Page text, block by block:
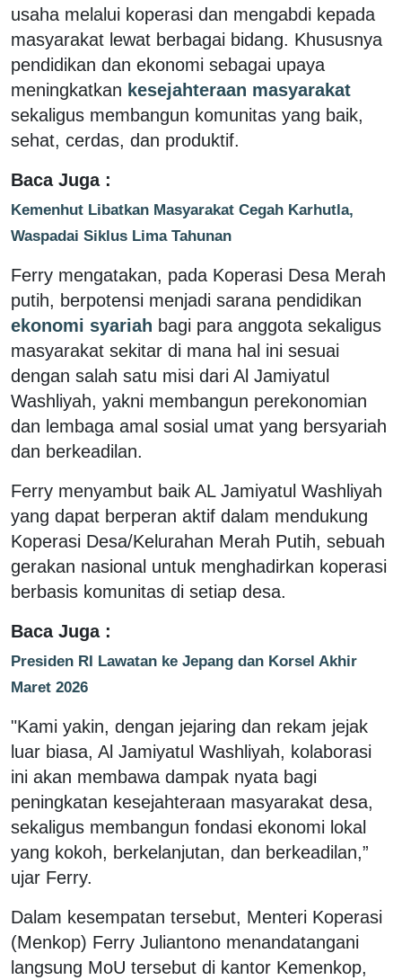
usaha melalui koperasi dan mengabdi kepada
masyarakat lewat berbagai bidang. Khususnya
pendidikan dan ekonomi sebagai upaya
meningkatkan kesejahteraan masyarakat
sekaligus membangun komunitas yang baik,
sehat, cerdas, dan produktif.
Baca Juga :
Kemenhut Libatkan Masyarakat Cegah Karhutla,
Waspadai Siklus Lima Tahunan
Ferry mengatakan, pada Koperasi Desa Merah
putih, berpotensi menjadi sarana pendidikan
ekonomi syariah bagi para anggota sekaligus
masyarakat sekitar di mana hal ini sesuai
dengan salah satu misi dari Al Jamiyatul
Washliyah, yakni membangun perekonomian
dan lembaga amal sosial umat yang bersyariah
dan berkeadilan.
Ferry menyambut baik AL Jamiyatul Washliyah
yang dapat berperan aktif dalam mendukung
Koperasi Desa/Kelurahan Merah Putih, sebuah
gerakan nasional untuk menghadirkan koperasi
berbasis komunitas di setiap desa.
Baca Juga :
Presiden RI Lawatan ke Jepang dan Korsel Akhir
Maret 2026
"Kami yakin, dengan jejaring dan rekam jejak
luar biasa, Al Jamiyatul Washliyah, kolaborasi
ini akan membawa dampak nyata bagi
peningkatan kesejahteraan masyarakat desa,
sekaligus membangun fondasi ekonomi lokal
yang kokoh, berkelanjutan, dan berkeadilan,”
ujar Ferry.
Dalam kesempatan tersebut, Menteri Koperasi
(Menkop) Ferry Juliantono menandatangani
langsung MoU tersebut di kantor Kemenkop,